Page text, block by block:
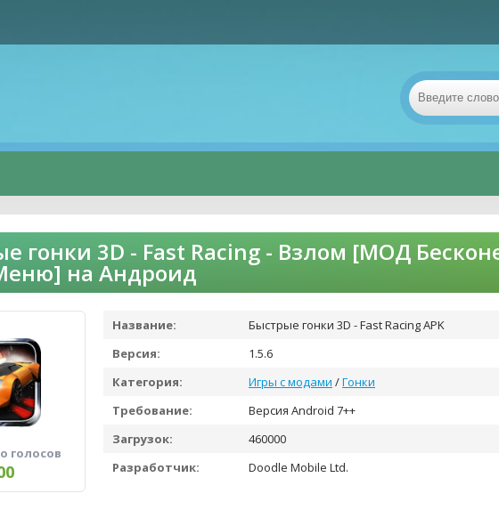
гонки 3D - Fast Racing - Взлом [МОД
на Андроид
голосов
Название:
Быстрые гонки 3D - Fast Racing APK
Версия:
1.5.6
Категория:
Игры с модами /Гонки
Требование:
Версия Android 7++
Загрузок:
460000
Разработчик:
Doodle Mobile Ltd.